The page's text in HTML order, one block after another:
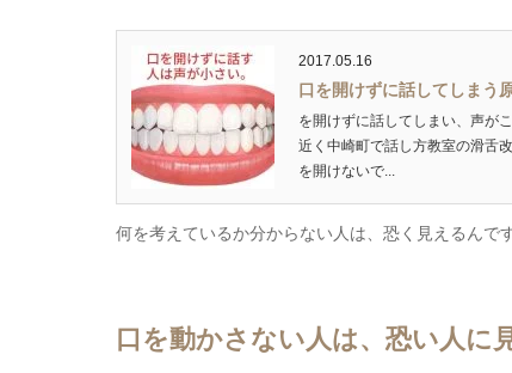
2017.05.16
口を開けずに話してしまう
を開けずに話してしまい、声が
近く中崎町で話し方教室の滑舌
を開けないで...
何を考えているか分からない人は、恐く見えるんで
口を動かさない人は、恐い人に